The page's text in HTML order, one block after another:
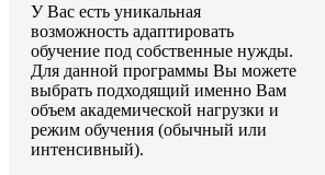
У Вас есть уникальная
возможность адаптировать
обучение под собственные нужды.
Для данной программы Вы можете
выбрать подходящий именно Вам
объем академической нагрузки и
режим обучения (обычный или
интенсивный).